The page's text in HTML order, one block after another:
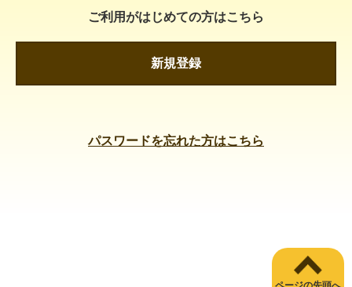
ご利用がはじめての方はこちら
新規登録
パスワードを忘れた方はこちら